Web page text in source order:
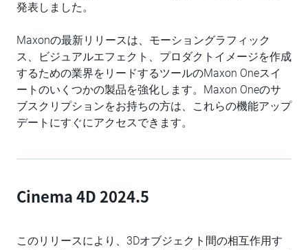
発表しました。
Maxonの最新リリースは、モーショングラフィック
ス、ビジュアルエフェクト、プロダクトイメージを作成
するための業界をリードするツールのMaxon Oneスイ
ートのいくつかの製品を強化します。Maxon Oneのサ
ブスクリプションをお持ちの方は、これらの機能アップ
デートにすぐにアクセスできます。
Cinema 4D 2024.5
このリリースにより、3Dオブジェクト間の相互作用す